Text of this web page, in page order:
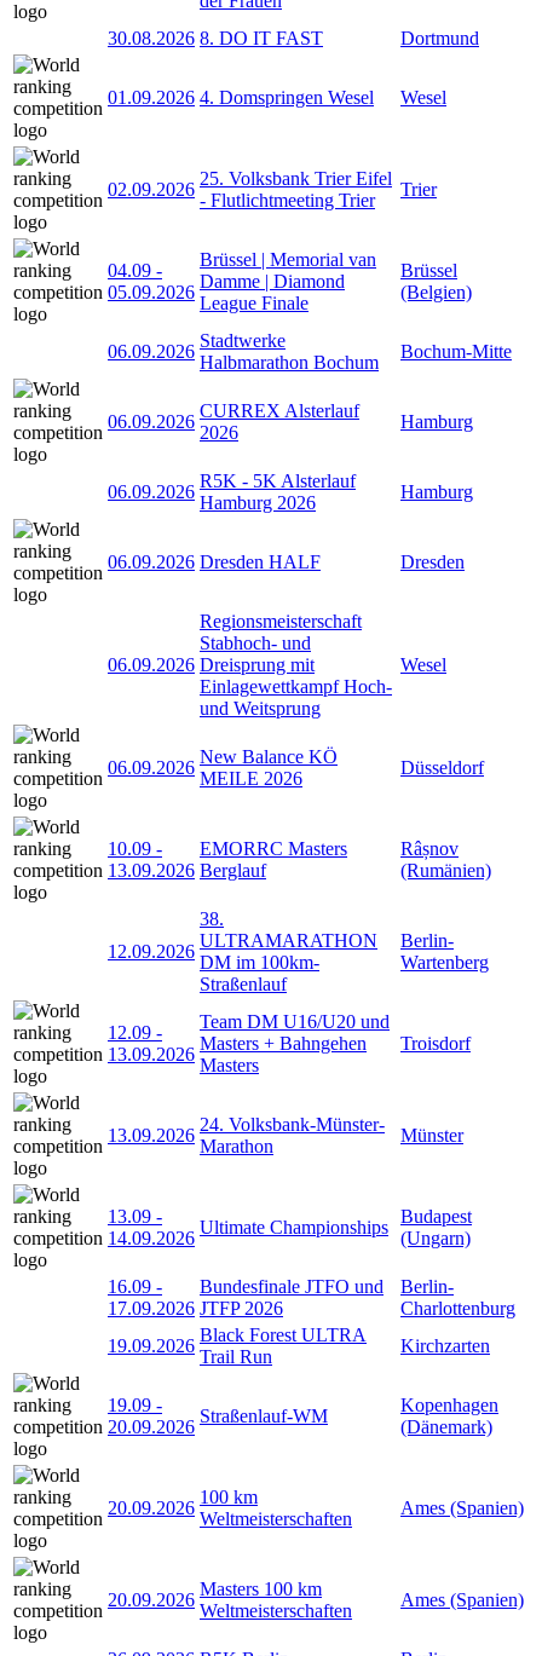
30.08.2026 8. DO IT FAST Dortmund
01.09.2026 4. Domspringen Wesel Wesel
02.09.2026
25. Volksbank Trier Eifel
- Flutlichtmeeting Trier
Trier
04.09 -
05.09.2026
Brüssel | Memorial van
Damme | Diamond
League Finale
Brüssel
(Belgien)
06.09.2026
Stadtwerke
Halbmarathon Bochum
Bochum-Mitte
06.09.2026
CURREX Alsterlauf
2026
Hamburg
06.09.2026
R5K - 5K Alsterlauf
Hamburg 2026
Hamburg
06.09.2026 Dresden HALF Dresden
06.09.2026
Regionsmeisterschaft
Stabhoch- und
Dreisprung mit
Einlagewettkampf Hoch-
und Weitsprung
Wesel
06.09.2026
New Balance KÖ
MEILE 2026
Düsseldorf
10.09 -
13.09.2026
EMORRC Masters
Berglauf
Râșnov
(Rumänien)
12.09.2026
38.
ULTRAMARATHON
DM im 100km-
Straßenlauf
Berlin-
Wartenberg
12.09 -
13.09.2026
Team DM U16/U20 und
Masters + Bahngehen
Masters
Troisdorf
13.09.2026
24. Volksbank-Münster-
Marathon
Münster
13.09 -
14.09.2026
Ultimate Championships
Budapest
(Ungarn)
16.09 -
17.09.2026
Bundesfinale JTFO und
JTFP 2026
Berlin-
Charlottenburg
19.09.2026
Black Forest ULTRA
Trail Run
Kirchzarten
19.09 -
20.09.2026
Straßenlauf-WM
Kopenhagen
(Dänemark)
20.09.2026
100 km
Weltmeisterschaften
Ames (Spanien)
20.09.2026
Masters 100 km
Weltmeisterschaften
Ames (Spanien)